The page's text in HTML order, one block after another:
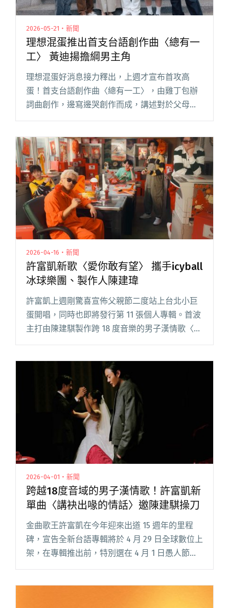
2026-05-21・新聞
理想混蛋推出首支台語創作曲〈總有一
工〉 黃迪揚擔綱男主角
理想混蛋好消息接力釋出，上週才宣布首攻高
蛋！首支台語創作曲〈總有一工〉，由雞丁包辦
詞曲創作，邊寫邊哭創作而成，講述對於父母的
感謝與孝順，他透露，創作初期把 demo 分享給
也明白了這首歌蘊含的心意，閱讀全文 "理想混
蛋推出首支台語創作曲〈總有一工〉 黃迪揚擔綱
男主角"
2026-04-16・新聞
許富凱新歌〈愛你敢有望〉 攜手icyball
冰球樂團、製作人陳建瑋
許富凱上週剛驚喜宣佈父親節二度站上台北小巨
蛋開唱，同時也即將發行第 11 張個人專輯。首波
主打由陳建騏製作跨 18 度音樂的男子漢情歌〈講
袂出喙的情話〉，緊接第二波驚喜公布與 icyball
富凱閱讀全文 "許富凱新歌〈愛你敢有望〉 攜手
icyball冰球樂團、製作人陳建瑋"
2026-04-01・新聞
跨越18度音域的男子漢情歌！許富凱新
單曲〈講袂出喙的情話〉邀陳建騏操刀
金曲歌王許富凱在今年迎來出道 15 週年的里程
碑，宣告全新台語專輯將於 4 月 29 日全球數位上
架，在專輯推出前，特別選在 4 月 1 日愚人節釋